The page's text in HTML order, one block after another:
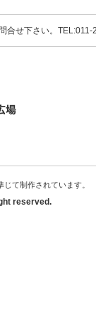
合せ下さい。
て制作されています。
reserved.